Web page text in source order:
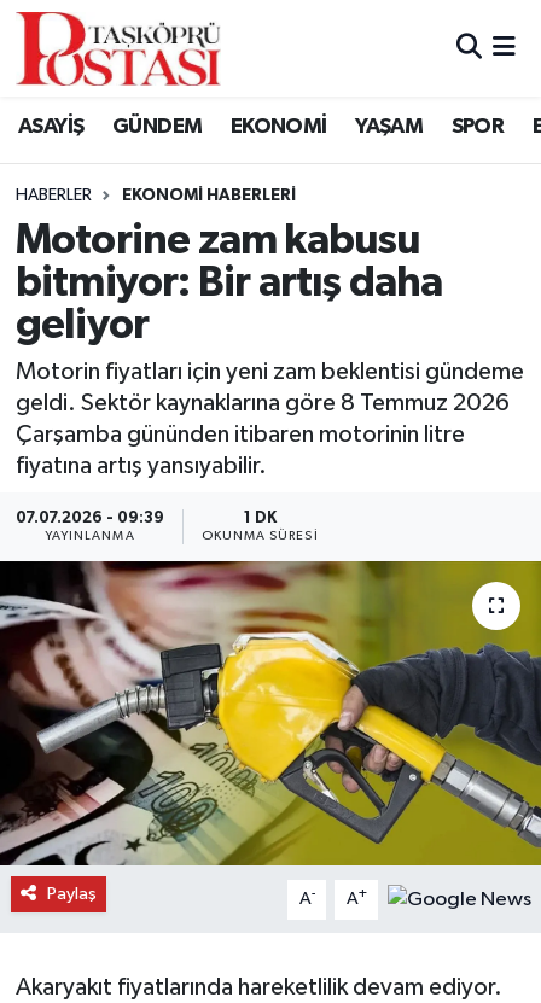
ASAYİŞ GÜNDEM EKONOMİ YAŞAM SPOR
HABERLER EKONOMI HABERLERI
Motorine zam kabusu
bitmiyor: Bir artış daha
geliyor
Motorin fiyatları için yeni zam beklentisi gündeme
geldi. Sektör kaynaklarına göre 8 Temmuz 2026
Çarşamba gününden itibaren motorinin litre
fiyatına artış yansıyabilir.
07.07.2026 - 09:39
YAYINLANMA
1 DK
OKUNMA SÜRESI
Paylaş A- A+
Akaryakıt fiyatlarında hareketlilik devam ediyor.
Kastamonu Vefat Edenler
Araç Haberleri
Azdavay Haberleri
Bozkurt Haberleri
Çatalzeytin Haberleri
Cide Haberleri
Daday Haberleri
Devrekani Haberleri
Doğanyurt Haberleri
Hanönü Haberleri
İhsangazi Haberleri
İnebolu Haberleri